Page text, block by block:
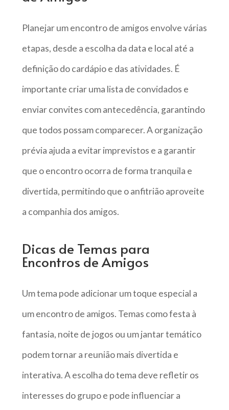
Planejar um encontro de amigos envolve várias
etapas, desde a escolha da data e local até a
definição do cardápio e das atividades. É
importante criar uma lista de convidados e
enviar convites com antecedência, garantindo
que todos possam comparecer. A organização
prévia ajuda a evitar imprevistos e a garantir
que o encontro ocorra de forma tranquila e
divertida, permitindo que o anfitrião aproveite
a companhia dos amigos.
Dicas de Temas para
Encontros de Amigos
Um tema pode adicionar um toque especial a
um encontro de amigos. Temas como festa à
fantasia, noite de jogos ou um jantar temático
podem tornar a reunião mais divertida e
interativa. A escolha do tema deve refletir os
interesses do grupo e pode influenciar a